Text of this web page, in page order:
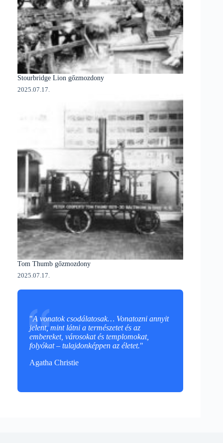
Stourbridge Lion gőzmozdony
2025.07.17.
Tom Thumb gőzmozdony
2025.07.17.
"A vonatok csodálatosak… Vonatozni annyit
jelent, mint látni a természetet és az
embereket, városokat és templomokat,
folyókat – tulajdonképpen az életet."
Agatha Christie